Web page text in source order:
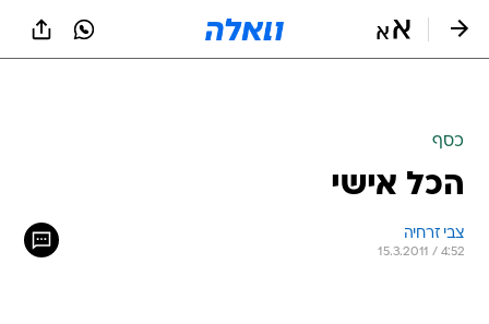
כסף
הכל אישי
צבי זרחיה
15.3.2011 / 4:52